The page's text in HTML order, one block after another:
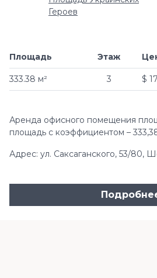
Героев
Площадь
333.38 м²
Этаж
3 $ 17
Аренда офисного помещения
площадь с коэффициентом –
Адрес: ул. Саксаганского, 53/80,